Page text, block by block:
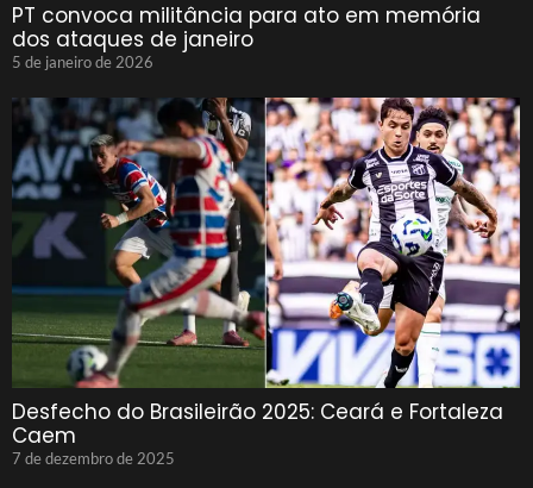
PT convoca militância para ato em memória
dos ataques de janeiro
5 de janeiro de 2026
Desfecho do Brasileirão 2025: Ceará e Fortaleza
Caem
7 de dezembro de 2025